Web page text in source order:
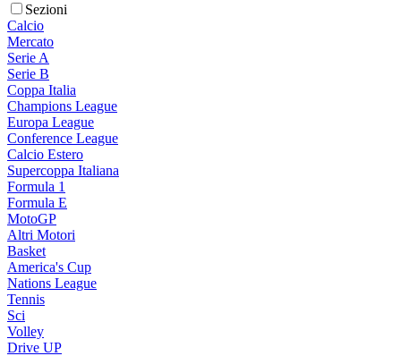
Sezioni
Calcio
Mercato
Serie A
Serie B
Coppa Italia
Champions League
Europa League
Conference League
Calcio Estero
Supercoppa Italiana
Formula 1
Formula E
MotoGP
Altri Motori
Basket
America's Cup
Nations League
Tennis
Sci
Volley
Drive UP